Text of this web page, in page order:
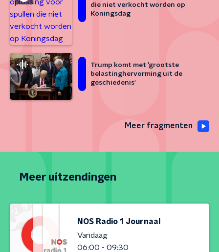
die niet verkocht worden op
Koningsdag
Trump komt met 'grootste
belastinghervorming uit de
geschiedenis'
Meer fragmenten
Meer uitzendingen
NOS Radio 1 Journaal
Vandaag
06:00 - 09:30